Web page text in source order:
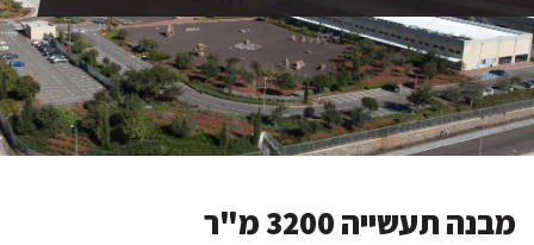
מבנה תעשייה 3200 מ"ר